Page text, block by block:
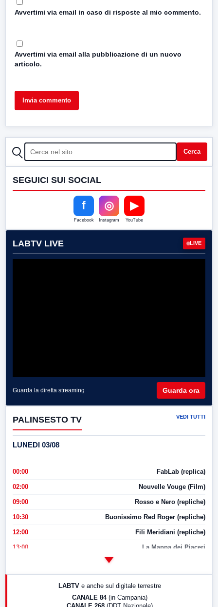
Avvertimi via email in caso di risposte al mio commento.
Avvertimi via email alla pubblicazione di un nuovo
articolo.
CERCA Cerca
SEGUICI SUI SOCIAL
f
Facebook
◎
Instagram
▶
YouTube
LABTV LIVE LIVE
Guarda la diretta streaming Guarda ora
PALINSESTO TV VEDI TUTTI
LUNEDI 03/08
00:00 FabLab (replica)
02:00 Nouvelle Vouge (Film)
09:00 Rosso e Nero (repliche)
10:30 Buonissimo Red Roger (repliche)
12:00 Fili Meridiani (repliche)
13:00 La Mappa dei Piaceri
LABTV e anche sul digitale terrestre
CANALE 84 (in Campania)